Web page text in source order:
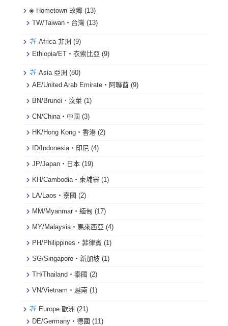
◈ Hometown 故鄉 (13)
TW/Taiwan・台灣 (13)
Africa 非洲 (9)
Ethiopia/ET・衣索比亞 (9)
Asia 亞洲 (80)
AE/United Arab Emirate・阿聯酋 (9)
BN/Brunei．汶萊 (1)
CN/China・中國 (3)
HK/Hong Kong・香港 (2)
ID/Indonesia・印尼 (4)
JP/Japan・日本 (19)
KH/Cambodia・柬埔寨 (1)
LA/Laos・寮國 (2)
MM/Myanmar・緬甸 (17)
MY/Malaysia・馬來西亞 (4)
PH/Philippines・菲律賓 (1)
SG/Singapore・新加坡 (1)
TH/Thailand・泰國 (2)
VN/Vietnam・越南 (1)
Europe 歐洲 (21)
DE/Germany・德國 (11)